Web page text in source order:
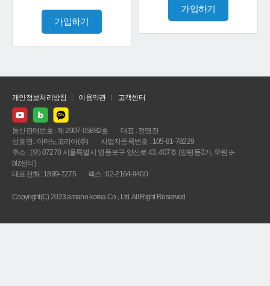
가입하기
가입하기
개인정보처리방침 이용약관 고객센터
통신판매번호 : 제 2007-05882호
대표 : 전명진
상호명 : 아마노코리아(주)
사업자등록번호 : 105-81-78229
주소 : (우) 07270 서울특별시 영등포구 양산로 43, 407호 (양평동3가, 우림 e-
biz센터)
대표전화 : 1899-7275
팩스 : 02-2164-9400
Copyright(C) 2023 amano korea Co., Ltd. All Right Reserved